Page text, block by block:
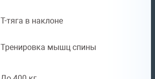
Т-тяга в наклоне
Тренировка мышц спины